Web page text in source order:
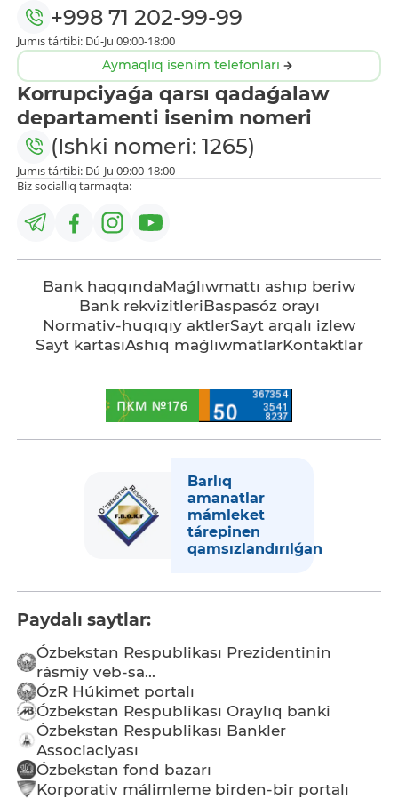
+998 71 202-99-99
Jumıs tártibi: Dú-Ju 09:00-18:00
Aymaqlıq isenim telefonları
Korrupciyaǵa qarsı qadaǵalaw
departamenti isenim nomeri
(Ishki nomeri: 1265)
Jumıs tártibi: Dú-Ju 09:00-18:00
Biz sociallıq tarmaqta:
Bank haqqındaMaǵlıwmattı ashıp beriw
Bank rekvizitleriBaspasóz orayı
Normativ-huqıqıy aktlerSayt arqalı izlew
Sayt kartasıAshıq maǵlıwmatlarKontaktlar
Barlıq
amanatlar
mámleket
tárepinen
qamsızlandırılǵan
Paydalı saytlar:
Ózbekstan Respublikası Prezidentinin
rásmiy veb-sa...
ÓzR Húkimet portalı
Ózbekstan Respublikası Oraylıq banki
Ózbekstan Respublikası Bankler
Associaciyası
Ózbekstan fond bazarı
Korporativ málimleme birden-bir portalı